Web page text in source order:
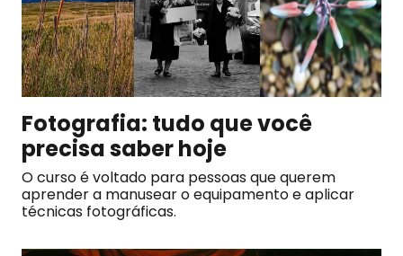
Fotografia: tudo que você
precisa saber hoje
O curso é voltado para pessoas que querem
aprender a manusear o equipamento e aplicar
técnicas fotográficas.